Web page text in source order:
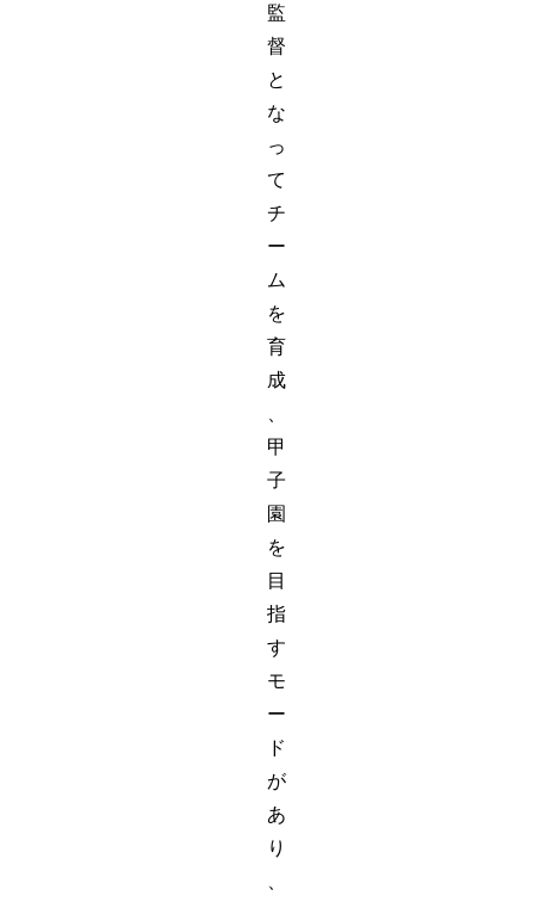
監
督
と
な
っ
て
チ
ー
ム
を
育
成
甲
子
園
を
目
指
す
モ
ー
ド
が
あ
り